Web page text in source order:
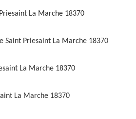
La Marche 18370
Saint Priesaint La Marche 18370
La Marche 18370
La Marche 18370